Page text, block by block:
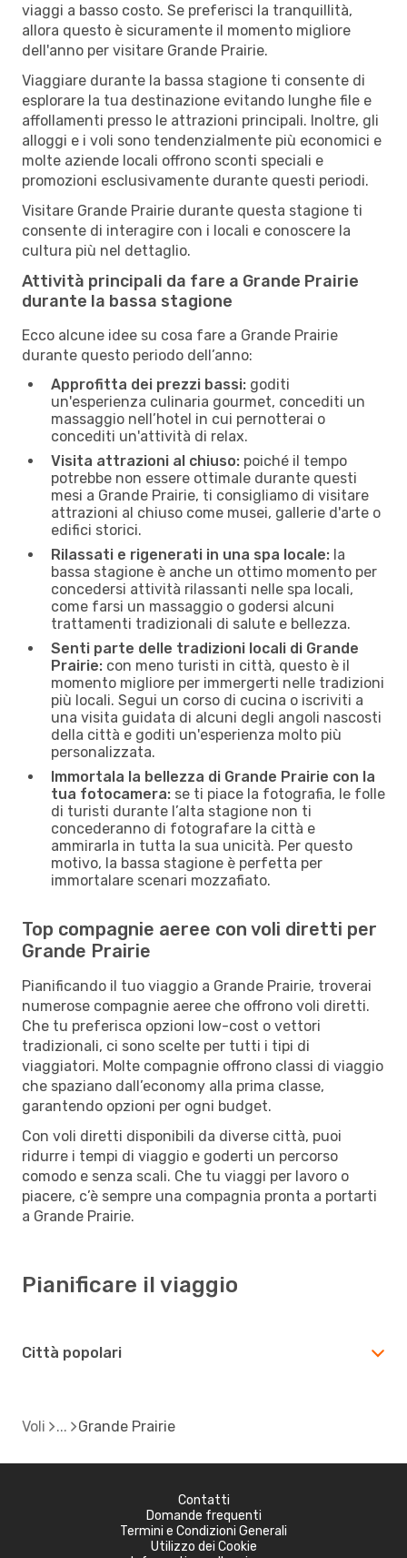
viaggi a basso costo. Se preferisci la tranquillità,
allora questo è sicuramente il momento migliore
dell'anno per visitare Grande Prairie.
Viaggiare durante la bassa stagione ti consente di
esplorare la tua destinazione evitando lunghe file e
affollamenti presso le attrazioni principali. Inoltre, gli
alloggi e i voli sono tendenzialmente più economici e
molte aziende locali offrono sconti speciali e
promozioni esclusivamente durante questi periodi.
Visitare Grande Prairie durante questa stagione ti
consente di interagire con i locali e conoscere la
cultura più nel dettaglio.
Attività principali da fare a Grande Prairie
durante la bassa stagione
Ecco alcune idee su cosa fare a Grande Prairie
durante questo periodo dell’anno:
Approfitta dei prezzi bassi: goditi
un'esperienza culinaria gourmet, concediti un
massaggio nell’hotel in cui pernotterai o
concediti un'attività di relax.
Visita attrazioni al chiuso: poiché il tempo
potrebbe non essere ottimale durante questi
mesi a Grande Prairie, ti consigliamo di visitare
attrazioni al chiuso come musei, gallerie d'arte o
edifici storici.
Rilassati e rigenerati in una spa locale: la
bassa stagione è anche un ottimo momento per
concedersi attività rilassanti nelle spa locali,
come farsi un massaggio o godersi alcuni
trattamenti tradizionali di salute e bellezza.
Senti parte delle tradizioni locali di Grande
Prairie: con meno turisti in città, questo è il
momento migliore per immergerti nelle tradizioni
più locali. Segui un corso di cucina o iscriviti a
una visita guidata di alcuni degli angoli nascosti
della città e goditi un'esperienza molto più
personalizzata.
Immortala la bellezza di Grande Prairie con la
tua fotocamera: se ti piace la fotografia, le folle
di turisti durante l’alta stagione non ti
concederanno di fotografare la città e
ammirarla in tutta la sua unicità. Per questo
motivo, la bassa stagione è perfetta per
immortalare scenari mozzafiato.
Top compagnie aeree con voli diretti per
Grande Prairie
Pianificando il tuo viaggio a Grande Prairie, troverai
numerose compagnie aeree che offrono voli diretti.
Che tu preferisca opzioni low-cost o vettori
tradizionali, ci sono scelte per tutti i tipi di
viaggiatori. Molte compagnie offrono classi di viaggio
che spaziano dall’economy alla prima classe,
garantendo opzioni per ogni budget.
Con voli diretti disponibili da diverse città, puoi
ridurre i tempi di viaggio e goderti un percorso
comodo e senza scali. Che tu viaggi per lavoro o
piacere, c’è sempre una compagnia pronta a portarti
a Grande Prairie.
Pianificare il viaggio
Città popolari
Voli Grande Prairie
Contatti
Domande frequenti
Termini e Condizioni Generali
Utilizzo dei Cookie